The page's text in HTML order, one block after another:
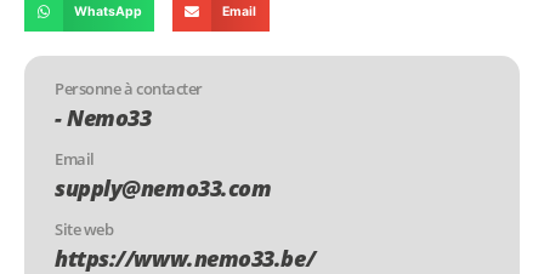
WhatsApp Email
Personne à contacter
- Nemo33
Email
supply@nemo33.com
Site web
https://www.nemo33.be/